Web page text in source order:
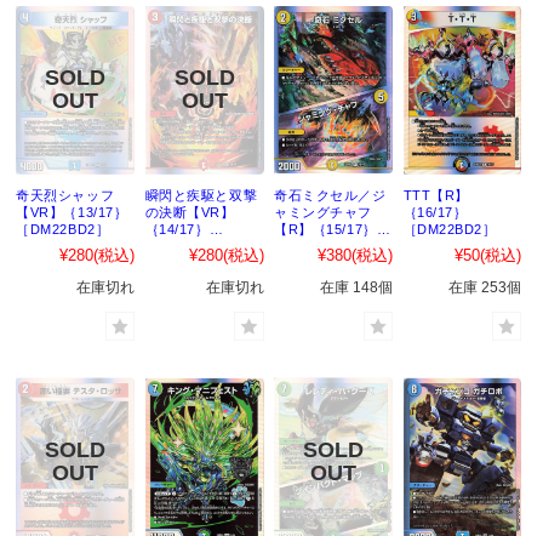
奇天烈シャッフ
【VR】｛13/17｝
［DM22BD2］
¥280(税込)
在庫切れ
瞬閃と疾駆と双撃
の決断【VR】
｛14/17｝
［DM22BD2］
¥280(税込)
在庫切れ
奇石ミクセル／ジ
ャミングチャフ
【R】｛15/17｝
［DM22BD2］
¥380(税込)
在庫 148個
TTT【R】
｛16/17｝
［DM22BD2］
¥50(税込)
在庫 253個